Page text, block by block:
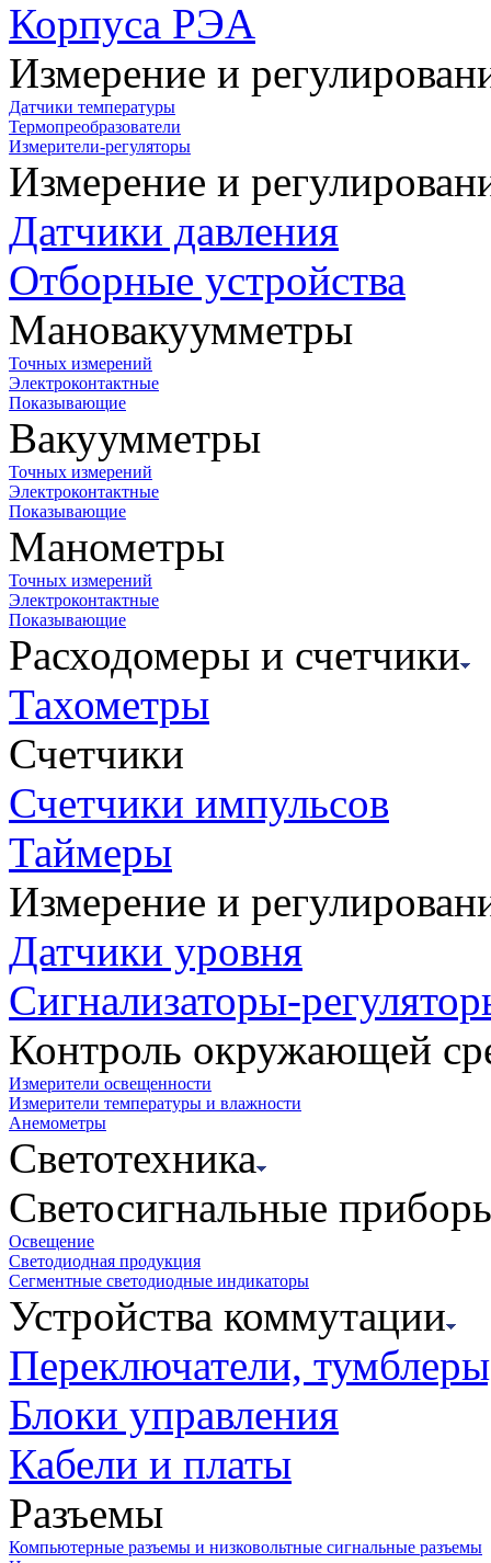
Корпуса РЭА
Измерение и
Датчики температуры
Термопреобразователи
Измерители-регуляторы
Измерение и
Датчики давления
Отборные устройства
Мановакуумметры
Точных измерений
Электроконтактные
Показывающие
Вакуумметры
Точных измерений
Электроконтактные
Показывающие
Манометры
Точных измерений
Электроконтактные
Показывающие
Расходомеры и счетчики
Тахометры
Счетчики
Счетчики импульсов
Таймеры
Измерение и
Датчики уровня
Сигнализаторы-
Контроль окружающей
Измерители освещенности
Измерители температуры и влажности
Анемометры
Светотехника
Светосигнальные
Освещение
Светодиодная продукция
Сегментные светодиодные индикаторы
Устройства коммутации
Переключатели,
Блоки управления
Кабели и платы
Разъемы
Компьютерные разъемы и низковольтные сигнальные разъемы